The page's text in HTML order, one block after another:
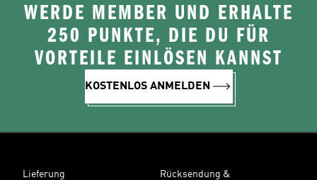
WERDE MEMBER UND ERHALTE
250 PUNKTE, DIE DU FÜR
VORTEILE EINLÖSEN KANNST
KOSTENLOS ANMELDEN
Lieferung
Rücksendung &